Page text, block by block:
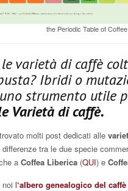
the Periodic Table of
varietà di caffè
Ibridi o
strumento utile
Varietà di caffè.
molti post dedicati alle
differenze tra le due specie
a Coffea Liberica (QUI) e
l‘albero genealogico del